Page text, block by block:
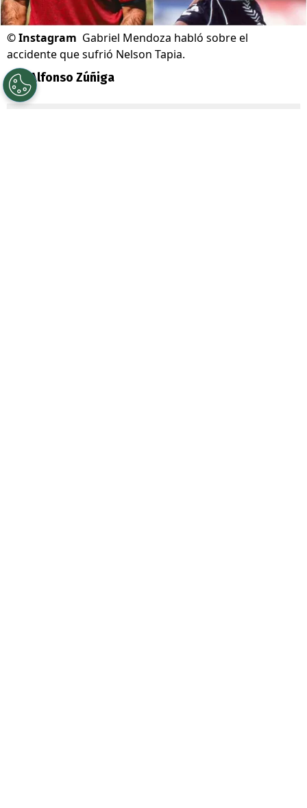
©Instagram Gabriel Mendoza habló sobre el
accidente que sufrió Nelson Tapia.
Por Alfonso Zúñiga